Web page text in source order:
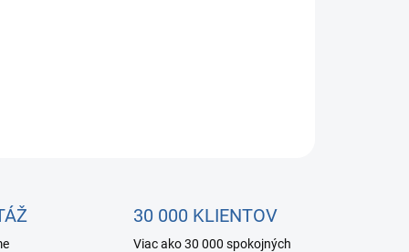
30 000 KLIENTOV
Viac ako 30 000 spokojných